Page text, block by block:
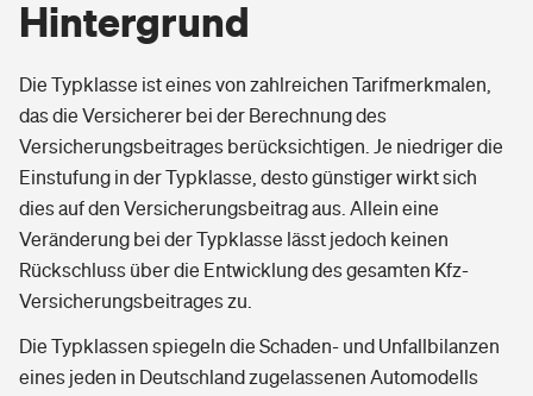
Hintergrund
Die Typklasse ist eines von zahlreichen Tarifmerkmalen,
das die Versicherer bei der Berechnung des
Versicherungsbeitrages berücksichtigen. Je niedriger die
Einstufung in der Typklasse, desto günstiger wirkt sich
dies auf den Versicherungsbeitrag aus. Allein eine
Veränderung bei der Typklasse lässt jedoch keinen
Rückschluss über die Entwicklung des gesamten Kfz-
Versicherungsbeitrages zu.
Die Typklassen spiegeln die Schaden- und Unfallbilanzen
eines jeden in Deutschland zugelassenen Automodells